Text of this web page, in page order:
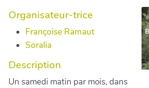
Organisateur-trice
Françoise Ramaut
Soralia
Description
Un samedi matin par mois, dans